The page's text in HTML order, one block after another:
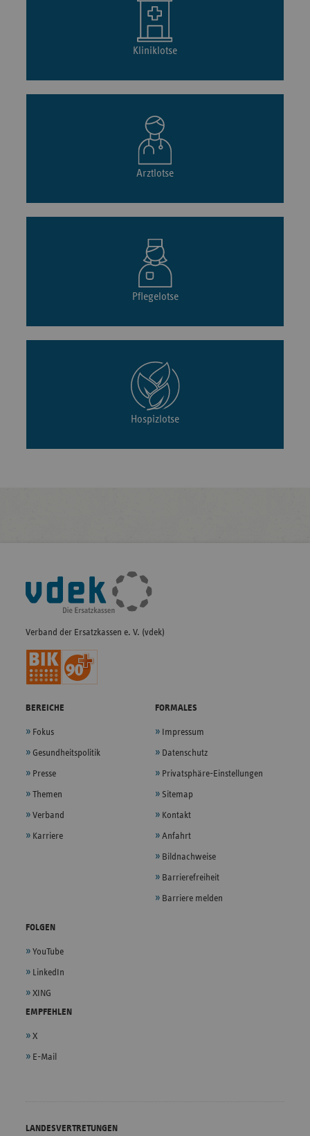
Kliniklotse
Arztlotse
Pflegelotse
Hospizlotse
Fußleisten-
Navigation
Verband der Ersatzkassen e. V. (vdek)
BEREICHE
Fokus
Gesundheitspolitik
Presse
Themen
Verband
Karriere
FORMALES
Impressum
Datenschutz
Privatsphäre-Einstellungen
Sitemap
Kontakt
Anfahrt
Bildnachweise
Barrierefreiheit
Barriere melden
FOLGEN
YouTube
LinkedIn
XING
EMPFEHLEN
X
E-Mail
LANDESVERTRETUNGEN